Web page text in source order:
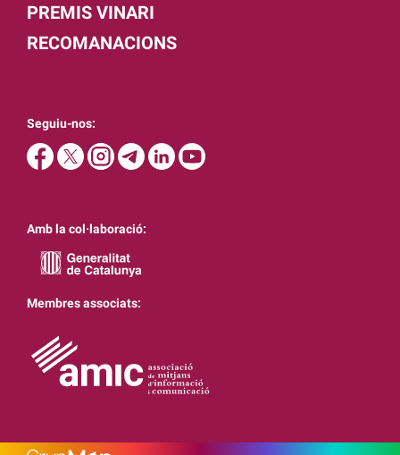
PREMIS VINARI
RECOMANACIONS
Seguiu-nos:
Amb la col·laboració:
Membres associats: